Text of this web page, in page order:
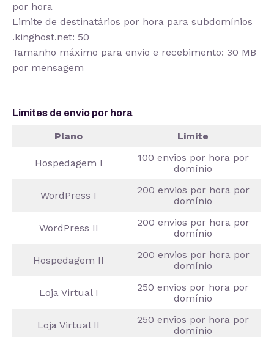
por hora
Limite de destinatários por hora para subdomínios
.kinghost.net: 50
Tamanho máximo para envio e recebimento: 30 MB
por mensagem
Limites de envio por hora
Plano Limite
Hospedagem I
100 envios por hora por
domínio
WordPress I
200 envios por hora por
domínio
WordPress II
200 envios por hora por
domínio
Hospedagem II
200 envios por hora por
domínio
Loja Virtual I
250 envios por hora por
domínio
Loja Virtual II
250 envios por hora por
domínio